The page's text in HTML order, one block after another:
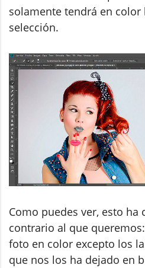
solamente tendrá en color
selección.
Como puedes ver, esto ha
contrario al que
foto en color excepto los
que nos los ha dejado en